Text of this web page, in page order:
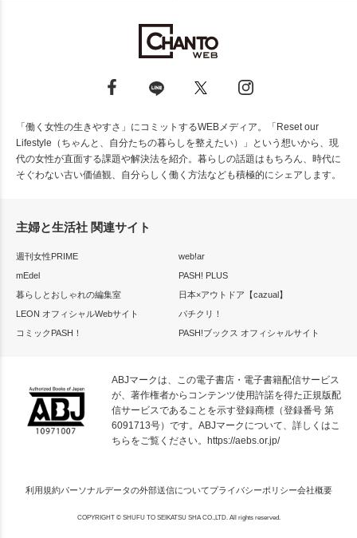
「働く女性の生きやすさ」にコミットするWEBメディア。「Reset our
Lifestyle（ちゃんと、自分たちの暮らしを整えたい）」という想いから、現
代の女性が直面する課題や解決法を紹介。暮らしの話題はもちろん、時代に
そぐわない古い価値観、自分らしく働く方法なども積極的にシェアします。
主婦と生活社 関連サイト
週刊女性PRIME
web!ar
mEdel
PASH! PLUS
暮らしとおしゃれの編集室
日本×アウトドア【cazual】
LEON オフィシャルWebサイト
パチクリ！
コミックPASH！
PASH!ブックス オフィシャルサイト
ABJマークは、この電子書店・電子書籍配信サービス
が、著作権者からコンテンツ使用許諾を得た正規版配
信サービスであることを示す登録商標（登録番号 第
6091713号）です。ABJマークについて、詳しくはこ
ちらをご覧ください。
https://aebs.or.jp/
利用規約パーソナルデータの外部送信についてプライバシーポリシー会社概要
COPYRIGHT © SHUFU TO SEIKATSU SHA CO.,LTD. All rights reserved.